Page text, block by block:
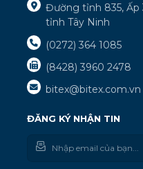
Đường tỉnh 835, Ấp
tỉnh Tây Ninh
(0272) 364 1085
(8428) 3960 2478
bitex@bitex.com.vn
ĐĂNG KÝ NHẬN TIN